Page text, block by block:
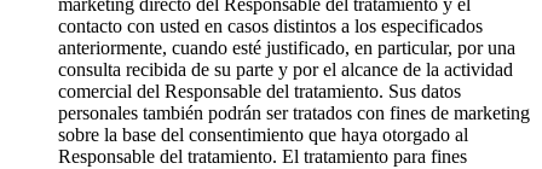
contacto con usted en casos distintos a los especificados
anteriormente, cuando esté justificado, en particular, por una
consulta recibida de su parte y por el alcance de la actividad
comercial del Responsable del tratamiento. Sus datos
personales también podrán ser tratados con fines de marketing
sobre la base del consentimiento que haya otorgado al
Responsable del tratamiento. El tratamiento para fines